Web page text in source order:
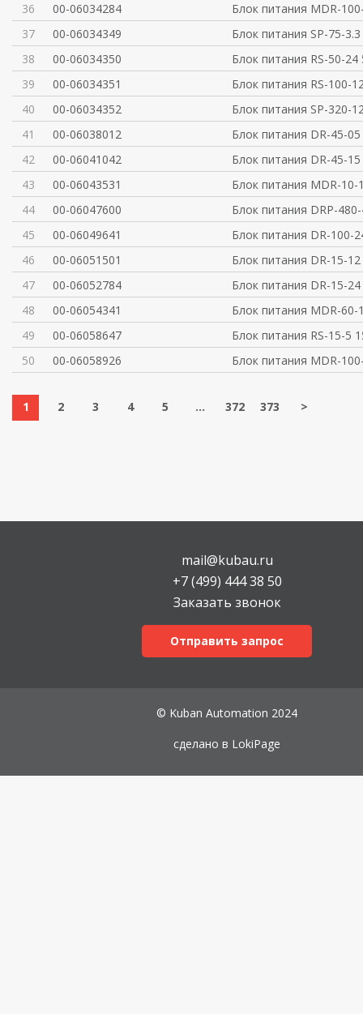
36
00-06034284
Блок питания MDR-
37
00-06034349
Блок питания SP-75-
38
00-06034350
Блок питания RS-50-24
39
00-06034351
Блок питания RS-100-
40
00-06034352
Блок питания SP-320-
41
00-06038012
Блок питания DR-45-05
42
00-06041042
Блок питания DR-45-
43
00-06043531
Блок питания MDR-10-
44
00-06047600
Блок питания DRP-
45
00-06049641
Блок питания DR-100-
46
00-06051501
Блок питания DR-15-
47
00-06052784
Блок питания DR-15-
48
00-06054341
Блок питания MDR-60-
49
00-06058647
Блок питания RS-15-5
50
00-06058926 Блок питания MDR-
1 2 3 4 5 ... 372 373 >
mail@kubau.ru
+7 (499) 444 38 50
Заказать звонок
Отправить запрос
© Kuban Automation 2024
сделано в LokiPage